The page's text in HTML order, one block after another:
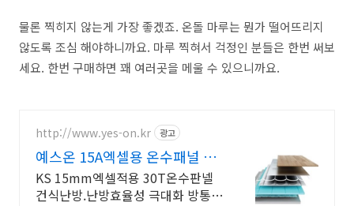
물론 찍히지 않는게 가장 좋겠죠. 온돌 마루는 뭔가 떨어뜨리지
않도록 조심 해야하니까요. 마루 찍혀서 걱정인 분들은 한번 써보
세요. 한번 구매하면 꽤 여러곳을 메울 수 있으니까요.
http://www.yes-on.kr 광고
예스온 15A엑셀용 온수패널 건
식보일러 고객만족도No.1
KS 15mm엑셀적용 30T온수판넬
건식난방.난방효율성 극대화 방통대